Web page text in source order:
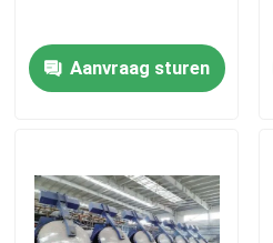
Thuis
Video's
Aanvraag sturen